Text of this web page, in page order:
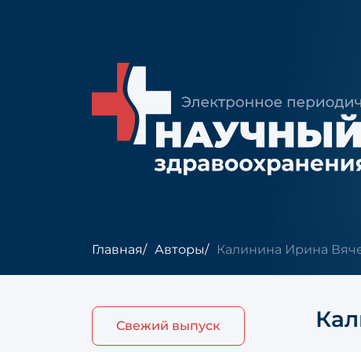
Главная Авторы Калинина Ирина
Свежий выпуск